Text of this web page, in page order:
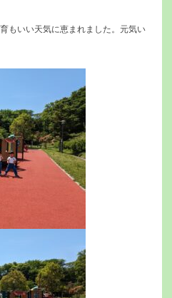
もいい天気に恵まれました。元気い